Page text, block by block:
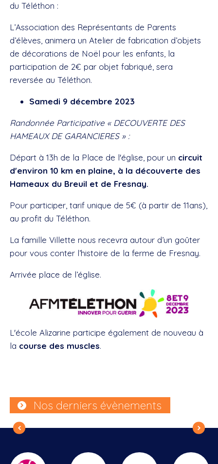
du Téléthon :
L’Association des Représentants de Parents
d’élèves, animera un Atelier de fabrication d’objets
de décorations de Noël pour les enfants, la
participation de 2€ par objet fabriqué, sera
reversée au Téléthon.
Samedi 9 décembre 2023
Randonnée Participative « DECOUVERTE DES
HAMEAUX DE GARANCIERES » :
Départ à 13h de la Place de l'église, pour un circuit
d'environ 10 km en plaine, à la découverte des
Hameaux du Breuil et de Fresnay.
Pour participer, tarif unique de 5€ (à partir de 11ans),
au profit du Téléthon.
La famille Villette nous recevra autour d’un goûter
pour vous conter l’histoire de la ferme de Fresnay.
Arrivée place de l’église.
L'école Alizarine participe également de nouveau à
la course des muscles.
Nos derniers évènements